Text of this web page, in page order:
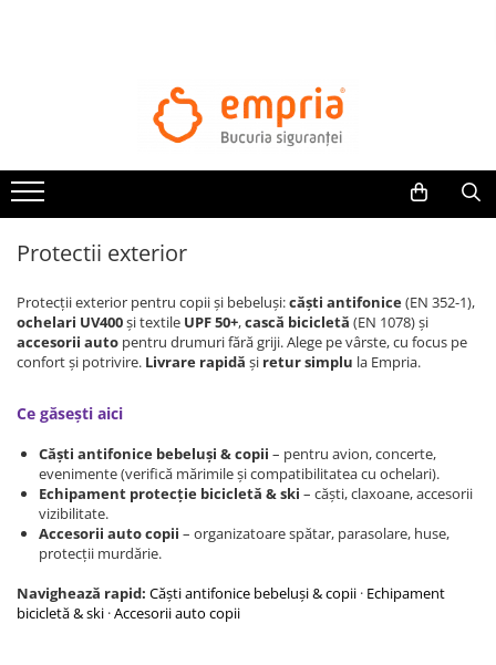
Bariere protectie pentru pat
Protectii mobilier
Protectie colturi mobila copii
Sigurante pentru sertare si usi
Sigurante geamuri si usi glisante
bebelusi
Protectii casa
Protectii utile
Poarta siguranta copii
Deflectoare pentru aer conditionat
Protectii exterior
Protectii exterior
Protecții exterior pentru copii și bebeluși:căști antifonice(EN 352-1),
ochelari UV400și textile UPF 50+,cască bicicletă (EN 1078) și
accesorii auto pentru drumuri fără griji. Alege pe vârste, cu focus pe
confort și potrivire. Livrare rapidă și retur simplu la Empria.
Ce găsești aici
Căști antifonice bebeluși & copii – pentru avion, concerte,
evenimente (verifică mărimile și compatibilitatea cu ochelari).
Echipament protecție bicicletă & ski – căști, claxoane, accesorii
vizibilitate.
Accesorii auto copii – organizatoare spătar, parasolare, huse,
protecții murdărie.
Navighează rapid: Căști antifonice bebeluși & copii · Echipament
bicicletă & ski ·Accesorii auto copii